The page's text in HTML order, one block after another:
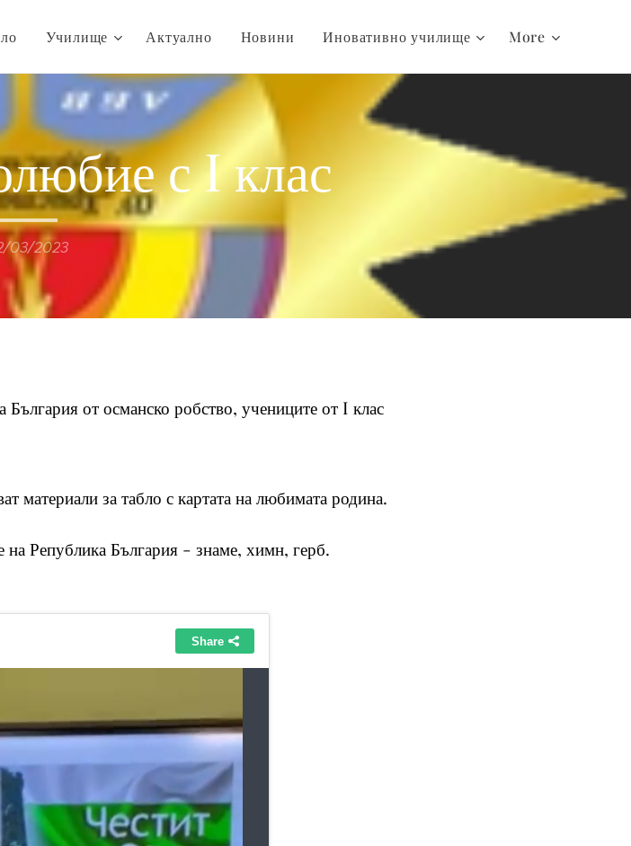
Училище Актуално Новини Иновативно училище More
с I клас
03/2023
от османско робство, учениците от I клас
материали за табло с картата на любимата родина.
на Република България - знаме, химн, герб.